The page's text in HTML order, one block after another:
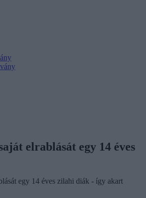
elrablását egy 14 éves
egy 14 éves zilahi diák - így akart